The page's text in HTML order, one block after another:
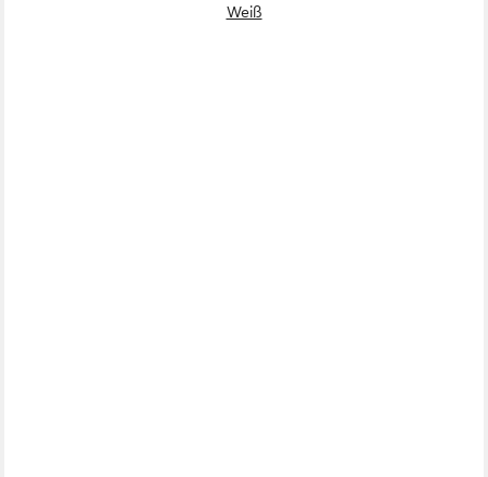
Weiß